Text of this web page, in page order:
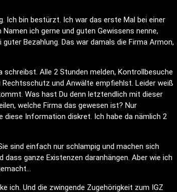
Ich bin bestürzt. Ich war das erste Mal bei einer
ich gerne und guten Gewissens nenne,
Bezahlung. Das war damals die Firma Armon,
schreibst. Alle 2 Stunden melden, Kontrollbesuche
Rechtsschutz und Anwälte empfiehlst. Leider weiß
Was hast Du denn letztendlich mit dieser
welche Firma das gewesen ist? Nur
Information diskret. Ich habe da nämlich 2
sind einfach nur schlampig und machen sich
dass ganze Existenzen daranhängen. Aber wie ich
ich. Und die zwingende Zugehörigkeit zum IGZ